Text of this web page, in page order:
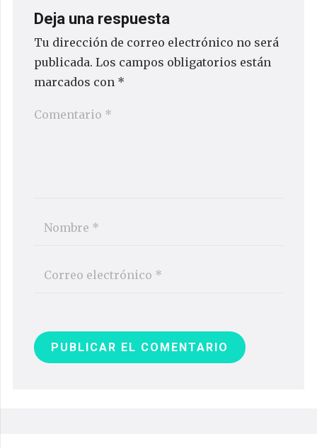
Deja una respuesta
Tu dirección de correo electrónico no será
publicada. Los campos obligatorios están
marcados con *
PUBLICAR EL COMENTARIO